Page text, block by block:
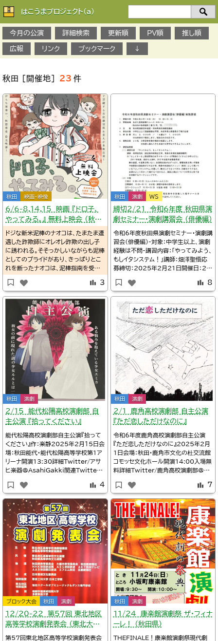
はこうまプロジェクト(a)
今月の公演
詳細検索 更新順 PV順 推し順
広報 リンク ブックマーク ↓
秋田 ［開催地］ 23 件
秋田 映画・映像
6/6-8,14,15 映画 『ドロ子、
やってみる。』 無料上映会 （秋田
県）
ドジな新米泥棒のナオコは、たまたま遭
遇した詐欺師にオレオレ詐欺の出し子
に誘われる。そそっかしい​ながらも泥棒
としてのプライドがあり、きっぱりとこ
れを断ったナオコは、泥棒指南を受け
るために姐さ​んの元へと向かう。「お前
は向いてないから足を洗え」 と姐さん
からも諭されるが、 「真心こめて悪事
に努めますから」 とナ​オコは平伏する。
姐さんは嘆息してナオコに泥棒指南を
するのであった。早速姐さんから教え
られたことを実践しようと、勇んで町へ
と出るナオコ。しかし、間抜けな失敗ば
かり​を積み重ねるだけで、更に物語は
あらぬ方向へと進展していく…。
3
秋田 演劇 WS
締切2/21 令和6年度 秋田県演
劇セミナー・演劇講習会 （俳優編）
令和6年度秋田県演劇セミナー・演劇講
習会（俳優編）-対象：中学生以上、演劇
経験は不問-講習内容：「やってみよう、
もしイタシステム！」講師：畑澤聖悟応
募締切：2025年2月21日開催日：20
劇場ミルハス中ホール10:00-15:40
参加費：大人￥２０００、18歳以下￥10
00詳細Twitter/@BiLLYnaoTwitt
er/秋田演劇情報メモ@akitaeng
8
秋田 演劇
2/15 能代松陽高校演劇部 自
主公演 『拾ってください』
能代松陽高校演劇部自主公演『拾って
ください』作：楽静2025年2月１5日会
場：秋田能代・能代松陽高等学校第1ア
リーナ開演13:30詳細Twitter/アサ
ヒ楽器@AsahiGakki関連Twitter/
i能代松陽高校演劇部さん自主公演の
ポスター届きました！pic.twitter.c
om/fBpWzSaz7q—アサヒ楽器(@
AsahiGakki)
4
秋田 演劇
2/1 鹿角高校演劇部 自主公演
『ただ恋しただけなのに』
令和6年度鹿角高校演劇部自主公演
『ただ恋しただけなのに』2025年2月
1日会場：秋田・鹿角市文化の杜交流館
コモッセ文化ホール開演14:00入場無
料詳細Twitter/鹿角高校演劇部@ka
(土)、鹿角市文化の杜交流館コモッセ
にて自主公演を行います！県大会で創
作脚本賞を頂いた作品で、感動できる
内容にです🥹ぜひお越しください✨pi
c.twitter.com/
7
ブロック大会 秋田 演劇
１2/20-22 第57回 東北地区
高等学校演劇発表会 （東北大会・
秋田開催）
第57回東北地区高等学校演劇発表会
秋田 演劇
11/24 康楽館演劇祭 ザ・フィナ
ーレ！ （秋田県）
THEFINALE！康楽館演劇祭現代劇